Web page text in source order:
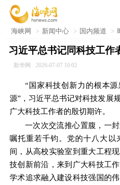
海峡网 > 新闻中心 > 国内频道 >
习近平总书记同科技工作
新华网 2026-07-07 10:02
“国家科技创新力的根本
源”，习近平总书记对科技发展
广大科技工作者的殷切期许。
一次次交流推心置腹，一
嘱托重若千钧。党的十八大以
间，从高校实验室到重大工程
技创新前沿，来到广大科技工
学术追求融入建设科技强国的